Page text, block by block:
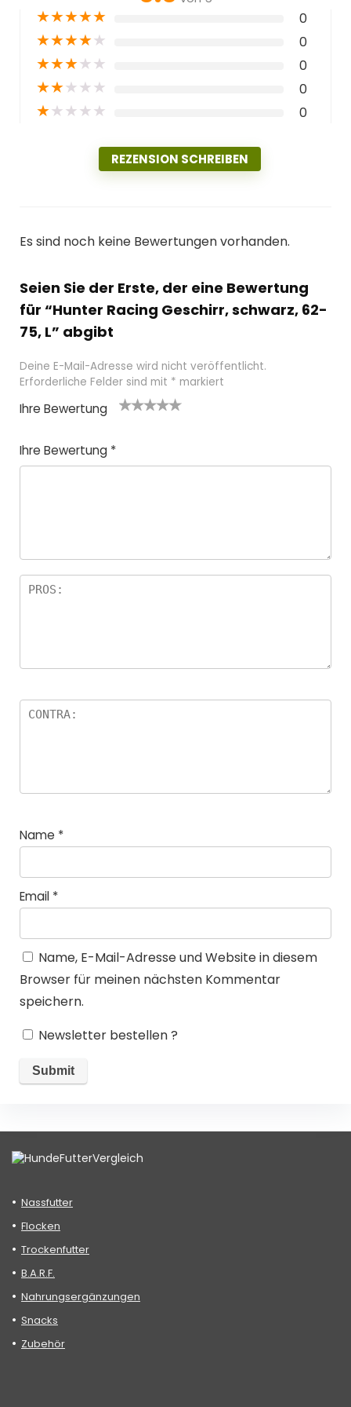
★★★★★ 0
★★★★★ 0
★★★★★ 0
★★★★★ 0
★★★★★ 0
REZENSION SCHREIBEN
Es sind noch keine Bewertungen vorhanden.
Seien Sie der Erste, der eine Bewertung
für “Hunter Racing Geschirr, schwarz, 62-
75, L” abgibt
Deine E-Mail-Adresse wird nicht veröffentlicht.
Erforderliche Felder sind mit * markiert
Ihre Bewertung
o
r
5 St
nen
en
Ihre Bewertung *
Name *
Email *
Name, E-Mail-Adresse und Website in diesem
Browser für meinen nächsten Kommentar
speichern.
Newsletter bestellen ?
Nassfutter
Flocken
Trockenfutter
B.A.R.F.
Nahrungsergänzungen
Snacks
Zubehör